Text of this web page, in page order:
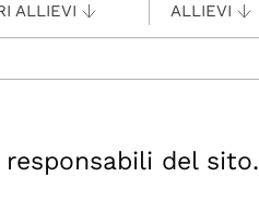
ALLIEVI ALLIEVI
del sito.